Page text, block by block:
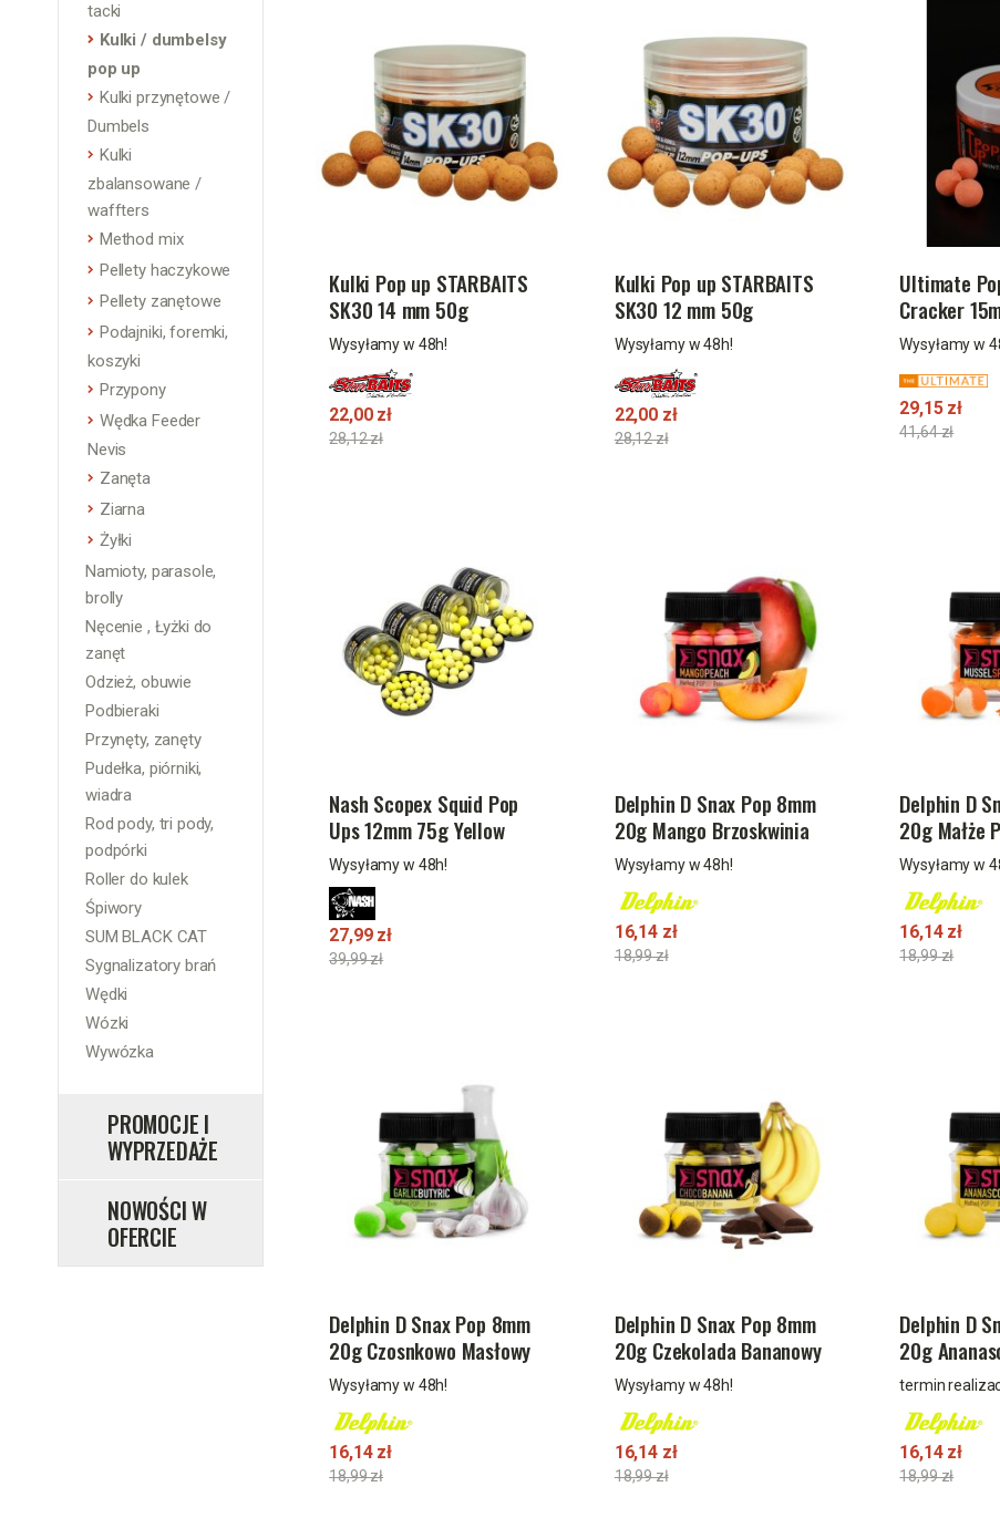
tacki
Kulki / dumbelsy
pop up
Kulki przynętowe /
Dumbels
Kulki
zbalansowane /
waffters
Method mix
Pellety haczykowe
Pellety zanętowe
Podajniki, foremki,
koszyki
Przypony
Wędka Feeder
Nevis
Zanęta
Ziarna
Żyłki
Namioty, parasole,
brolly
Nęcenie , Łyżki do
zanęt
Odzież, obuwie
Podbieraki
Przynęty, zanęty
Pudełka, piórniki,
wiadra
Rod pody, tri pody,
podpórki
Roller do kulek
Śpiwory
SUM BLACK CAT
Sygnalizatory brań
Wędki
Wózki
Wywózka
PROMOCJE I
WYPRZEDAŻE
NOWOŚCIW
OFERCIE
Kulki Pop up STARBAITS
SK30 14 mm 50g
Wysyłamy w 48h!
22,00 zł
28,12 zł
Kulki Pop up STARBAITS
SK30 12 mm 50g
Wysyłamy w 48h!
22,00 zł
28,12 zł
Ultimate
Cracker
Wysyłamy w
29,15 zł
41,64 zł
Nash Scopex Squid Pop
Ups 12mm 75g Yellow
Wysyłamy w 48h!
27,99 zł
39,99 zł
Delphin D Snax Pop 8mm
20g Mango Brzoskwinia
Wysyłamy w 48h!
16,14 zł
18,99 zł
Delphin D
20g Małże
Wysyłamy w
16,14 zł
18,99 zł
Delphin D Snax Pop 8mm
20g Czosnkowo Masłowy
Wysyłamy w 48h!
16,14 zł
18,99 zł
Delphin D Snax Pop 8mm
20g Czekolada Bananowy
Wysyłamy w 48h!
16,14 zł
18,99 zł
Delphin D
20g
termin
16,14 zł
18,99 zł